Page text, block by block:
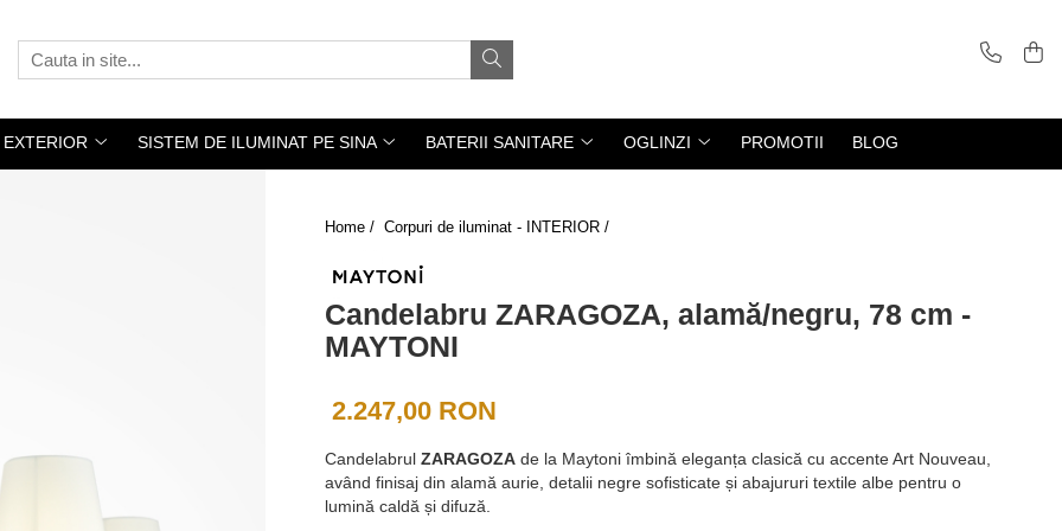
SISTEM DE ILUMINAT PE SINA BATERII SANITARE OGLINZI PROMOTII BLOG
Home / Corpuri de iluminat - INTERIOR /
Candelabru ZARAGOZA, alamă/negru, 78 cm -
MAYTONI
2.247,00 RON
Candelabrul ZARAGOZA de la Maytoni îmbină eleganța clasică cu accente Art Nouveau,
având finisaj din alamă aurie, detalii negre sofisticate și abajururi textile albe pentru o
lumină caldă și difuză.